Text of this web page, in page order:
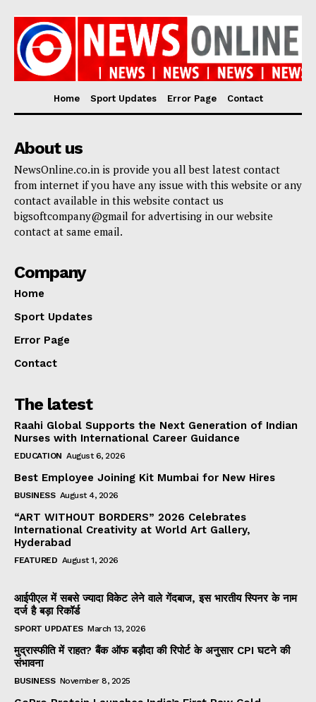
Home Sport Updates Error Page Contact
About us
NewsOnline.co.in is provide you all best latest contact
from internet if you have any issue with this website or any
contact available in this website contact us
bigsoftcompany@gmail for advertising in our website
contact at same email.
Company
Home
Sport Updates
Error Page
Contact
The latest
Raahi Global Supports the Next Generation of Indian
Nurses with International Career Guidance
EDUCATION August 6, 2026
Best Employee Joining Kit Mumbai for New Hires
BUSINESS August 4, 2026
“ART WITHOUT BORDERS” 2026 Celebrates
International Creativity at World Art Gallery,
Hyderabad
FEATURED August 1, 2026
आईपीएल में सबसे ज्यादा विकेट लेने वाले गेंदबाज, इस भारतीय स्पिनर के नाम
दर्ज है बड़ा रिकॉर्ड
SPORT UPDATES March 13, 2026
मुद्रास्फीति में राहत? बैंक ऑफ बड़ौदा की रिपोर्ट के अनुसार CPI घटने की
संभावना
BUSINESS November 8, 2025